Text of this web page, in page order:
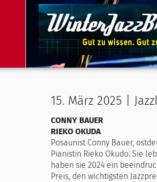
15. März 2025 |
CONNY BAUER
RIEKO OKUDA
Posaunist Conny Bauer,
Pianistin Rieko Okudo. Sie
haben sie 2024 ein
Preis, den wichtigsten